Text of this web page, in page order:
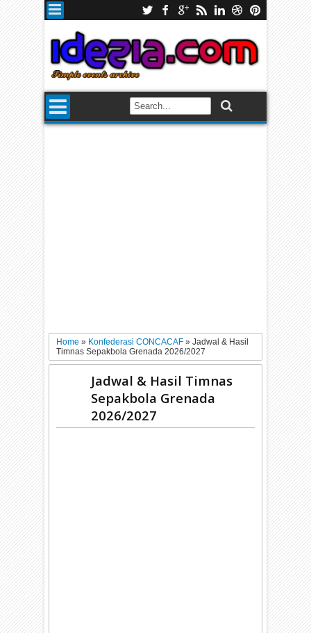
Home» Konfederasi CONCACAF»Jadwal & Hasil
Timnas Sepakbola Grenada 2026/2027
Jadwal & Hasil Timnas
Sepakbola Grenada
2026/2027